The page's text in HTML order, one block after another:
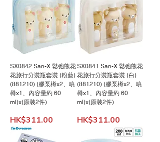
SX0842 San-X 鬆弛熊花
花旅行分裝瓶套裝 (粉藍)
(881210) (膠泵樽x2、噴
樽x1、內容量約 60
ml)x(原装2件)
價格
HK$311.00
SX0841 San-X 鬆弛熊花
花旅行分裝瓶套裝 (白)
(881210) (膠泵樽x2、噴
樽x1、內容量約 60
ml)x(原装2件)
價格
HK$311.00